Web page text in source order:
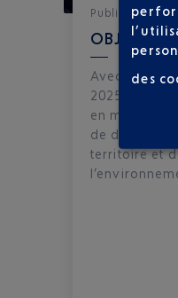
Publié le 12-
Avec un
2025 en
en matière
de
territoire et
des